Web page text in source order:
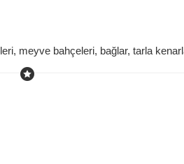
meyve bahçeleri, bağlar, tarla